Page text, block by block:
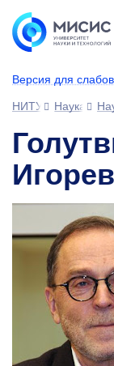
Версия для
НИТУ МИСИС
Наука